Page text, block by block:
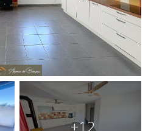
+12